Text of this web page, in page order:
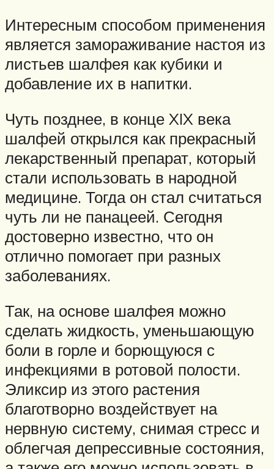
Интересным способом применения
является замораживание настоя из
листьев шалфея как кубики и
добавление их в напитки.
Чуть позднее, в конце XIX века
шалфей открылся как прекрасный
лекарственный препарат, который
стали использовать в народной
медицине. Тогда он стал считаться
чуть ли не панацеей. Сегодня
достоверно известно, что он
отлично помогает при разных
заболеваниях.
Так, на основе шалфея можно
сделать жидкость, уменьшающую
боли в горле и борющуюся с
инфекциями в ротовой полости.
Эликсир из этого растения
благотворно воздействует на
нервную систему, снимая стресс и
облегчая депрессивные состояния,